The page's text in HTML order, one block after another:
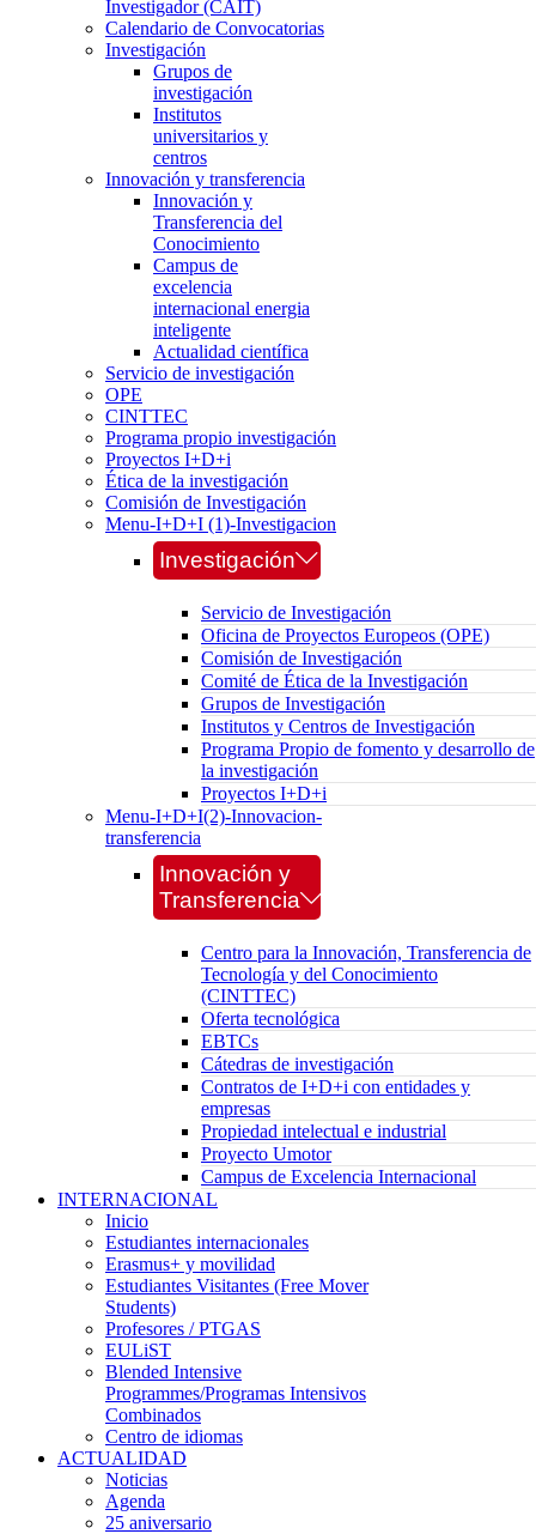
Investigador (CAIT)
Calendario de Convocatorias
Investigación
Grupos de
investigación
Institutos
universitarios y
centros
Innovación y transferencia
Innovación y
Transferencia del
Conocimiento
Campus de
excelencia
internacional energia
inteligente
Actualidad científica
Servicio de investigación
OPE
CINTTEC
Programa propio investigación
Proyectos I+D+i
Ética de la investigación
Comisión de Investigación
Menu-I+D+I (1)-Investigacion
Investigación
Servicio de Investigación
Oficina de Proyectos Europeos (OPE)
Comisión de Investigación
Comité de Ética de la Investigación
Grupos de Investigación
Institutos y Centros de Investigación
Programa Propio de fomento y desarrollo de
la investigación
Proyectos I+D+i
Menu-I+D+I(2)-Innovacion-
transferencia
Innovación y
Transferencia
Centro para la Innovación, Transferencia de
Tecnología y del Conocimiento
(CINTTEC)
Oferta tecnológica
EBTCs
Cátedras de investigación
Contratos de I+D+i con entidades y
empresas
Propiedad intelectual e industrial
Proyecto Umotor
Campus de Excelencia Internacional
INTERNACIONAL
Inicio
Estudiantes internacionales
Erasmus+ y movilidad
Estudiantes Visitantes (Free Mover
Students)
Profesores / PTGAS
EULiST
Blended Intensive
Programmes/Programas Intensivos
Combinados
Centro de idiomas
ACTUALIDAD
Noticias
Agenda
25 aniversario